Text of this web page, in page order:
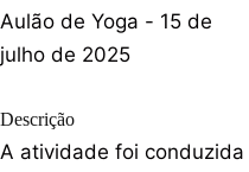
Aulão de Yoga - 15 de
julho de 2025
Descrição
A atividade foi conduzida